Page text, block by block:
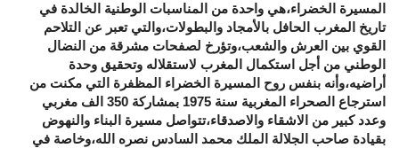
المسيرة الخضراء،هي واحدة من المناسبات الوطنية الخالدة في
تاريخ المغرب الحافل بالأمجاد والبطولات،والتي تعبر عن التلاحم
القوي بين العرش والشعب،وتؤرخ لصفحات مشرقة من النضال
الوطني من أجل استكمال المغرب لاستقلاله وتحقيق وحدة
أراضيه،وأنه بنفس روح المسيرة الخضراء المظفرة التي مكنت من
استرجاع الصحراء المغربية سنة 1975 بمشاركة 350 الف مغربي
وعدد كبير من الاشقاء والاصدقاء،تتواصل مسيرة البناء والنهوض
بقيادة صاحب الجلالة الملك محمد السادس نصره الله،وخاصة في